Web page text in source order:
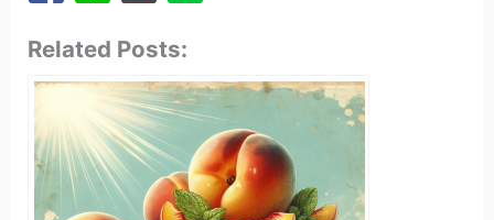
Related Posts: